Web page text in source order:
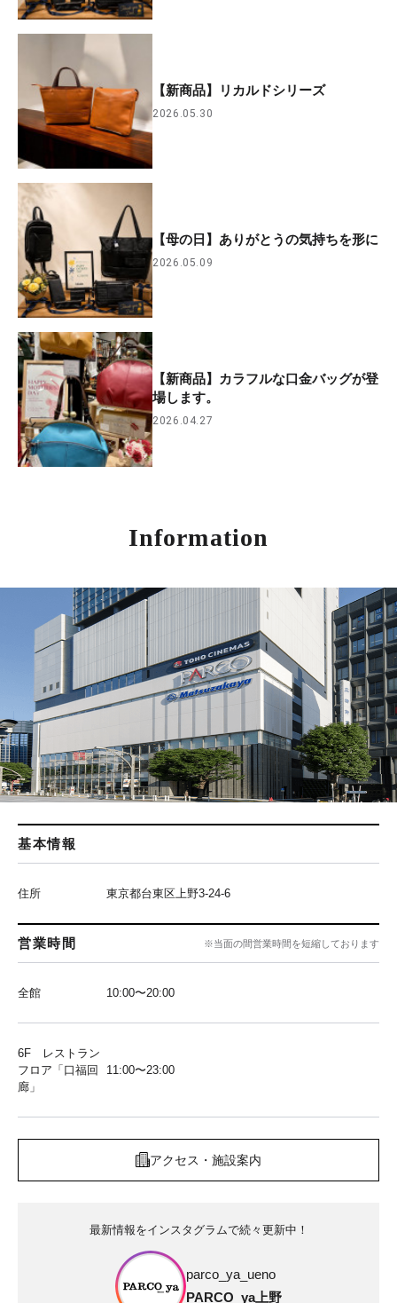
【新商品】リカルドシリーズ
2026.05.30
【母の日】ありがとうの気持ちを形に
2026.05.09
【新商品】カラフルな口金バッグが登
場します。
2026.04.27
Information
基本情報
住所 東京都台東区上野3-24-6
営業時間 ※当面の間営業時間を短縮しております
全館 10:00〜20:00
6F レストラン
フロア「口福回
廊」
11:00〜23:00
アクセス・施設案内
最新情報をインスタグラムで続々更新中！
parco_ya_ueno
PARCO_ya上野